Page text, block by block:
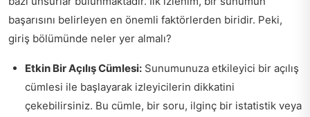
başarısını belirleyen en önemli faktörlerden biridir. Peki,
giriş bölümünde neler yer almalı?
Etkin Bir Açılış Cümlesi: Sunumunuza etkileyici bir açılış
cümlesi ile başlayarak izleyicilerin dikkatini
çekebilirsiniz. Bu cümle, bir soru, ilginç bir istatistik veya